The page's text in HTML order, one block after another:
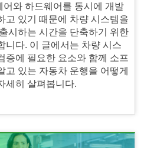
와 하드웨어를 동시에 개발
고 있기 때문에 차량 시스템을
시하는 시간을 단축하기 위한
니다. 이 글에서는 차량 시스
증에 필요한 요소와 함께 소프
고 있는 자동차 운행을 어떻게
세히 살펴봅니다.